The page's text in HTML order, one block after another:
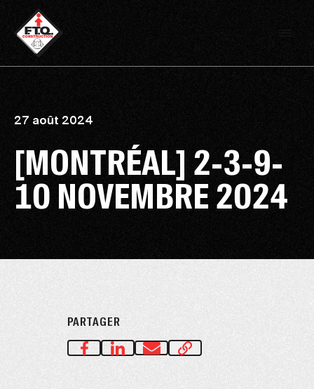
27 août 2024
[MONTRÉAL] 2-3-9-
10 NOVEMBRE 2024
PARTAGER